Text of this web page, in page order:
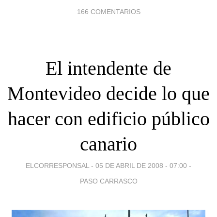
166 COMENTARIOS
El intendente de
Montevideo decide lo que
hacer con edificio público
canario
ELCORRESPONSAL - 05 DE ABRIL DE 2008 - 07:00 -
PASO CARRASCO